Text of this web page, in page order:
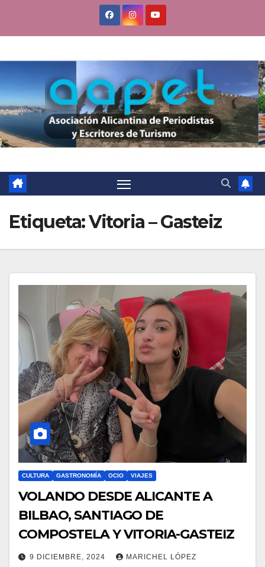
Etiqueta:Vitoria – Gasteiz
CULTURA GASTRONOMÍA OCIO VIAJES
VOLANDO DESDE ALICANTE A
BILBAO, SANTIAGO DE
COMPOSTELA Y VITORIA-GASTEIZ
9 DICIEMBRE, 2024 MARICHEL LÓPEZ